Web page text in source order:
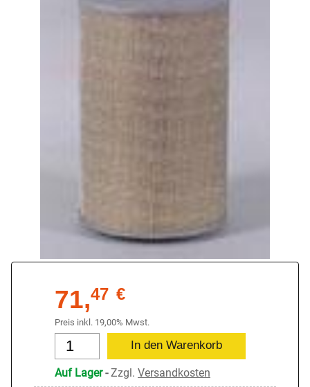
71,47 €
Preis inkl. 19,00% Mwst.
Auf Lager-Zzgl. Versandkosten